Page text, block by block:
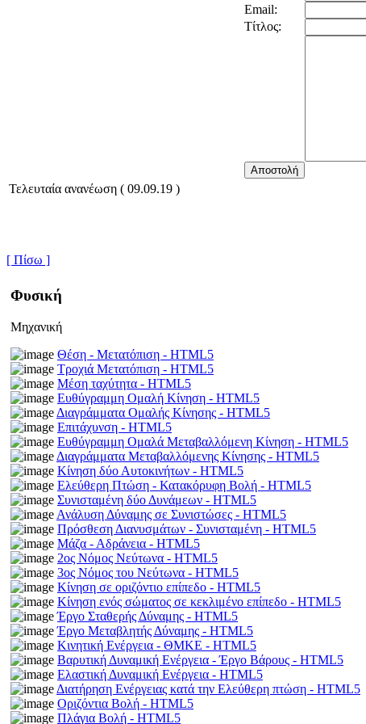
Email:
Τίτλος:
Τελευταία ανανέωση ( 09.09.19 )
[ Πίσω ]
Φυσική
Μηχανική
Θέση - Μετατόπιση - HTML5
Τροχιά Μετατόπιση - HTML5
Μέση ταχύτητα - HTML5
Ευθύγραμμη Ομαλή Κίνηση - HTML5
Διαγράμματα Ομαλής Κίνησης - HTML5
Επιτάχυνση - HTML5
Ευθύγραμμη Ομαλά Μεταβαλλόμενη Κίνηση - HTML5
Διαγράμματα Μεταβαλλόμενης Κίνησης - HTML5
Κίνηση δύο Αυτοκινήτων - HTML5
Ελεύθερη Πτώση - Κατακόρυφη Βολή - HTML5
Συνισταμένη δύο Δυνάμεων - HTML5
Ανάλυση Δύναμης σε Συνιστώσες - HTML5
Πρόσθεση Διανυσμάτων - Συνισταμένη - HTML5
Μάζα - Αδράνεια - HTML5
2ος Νόμος Νεύτωνα - HTML5
3ος Νόμος του Νεύτωνα - HTML5
Κίνηση σε οριζόντιο επίπεδο - HTML5
Κίνηση ενός σώματος σε κεκλιμένο επίπεδο - HTML5
Έργο Σταθερής Δύναμης - HTML5
Έργο Μεταβλητής Δύναμης - HTML5
Κινητική Ενέργεια - ΘΜΚΕ - HTML5
Βαρυτική Δυναμική Ενέργεια - Έργο Βάρους - HTML5
Ελαστική Δυναμική Ενέργεια - HTML5
Διατήρηση Ενέργειας κατά την Ελεύθερη πτώση - HTML5
Οριζόντια Βολή - HTML5
Πλάγια Βολή - HTML5